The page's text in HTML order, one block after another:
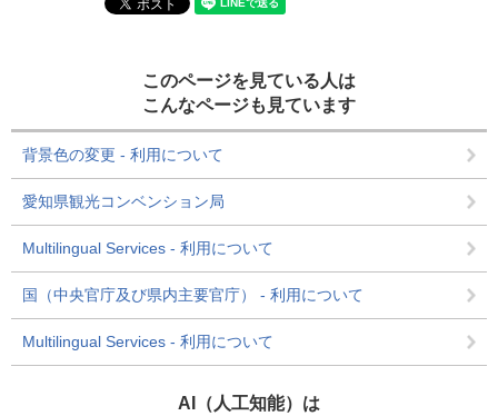
このページを見ている人は
こんなページも見ています
背景色の変更 - 利用について
愛知県観光コンベンション局
Multilingual Services - 利用について
国（中央官庁及び県内主要官庁） - 利用について
Multilingual Services - 利用について
AI（人工知能）は